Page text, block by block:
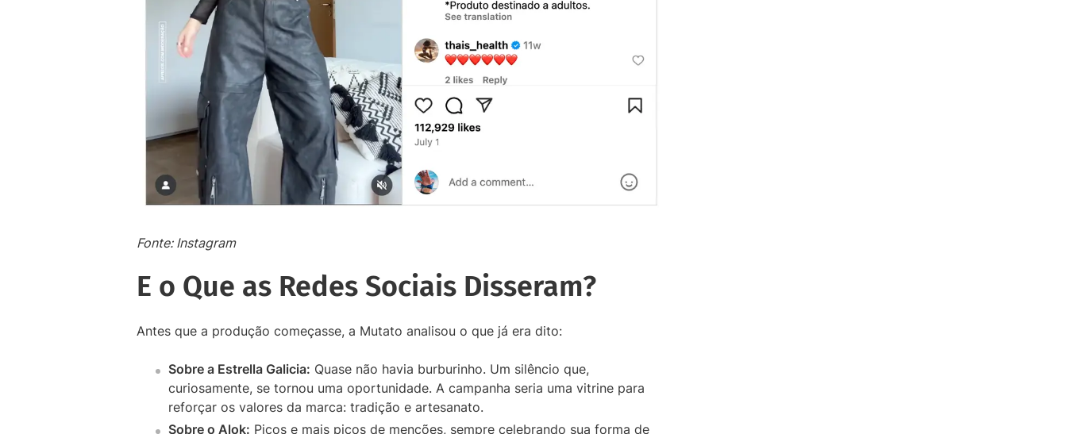
Fonte: Instagram
E o Que as Redes Sociais Disseram?
Antes que a produção começasse, a Mutato analisou o que já era dito:
Sobre a Estrella Galicia: Quase não havia burburinho. Um silêncio que,
curiosamente, se tornou uma oportunidade. A campanha seria uma vitrine para
reforçar os valores da marca: tradição e artesanato.
Sobre o Alok: Picos e mais picos de menções, sempre celebrando sua forma de